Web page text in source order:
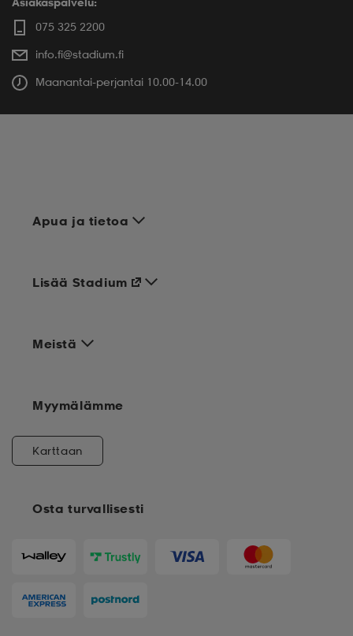
075 325 2200
info.fi@stadium.fi
Maanantai-perjantai 10.00-14.00
Apua ja tietoa
Meistä
Osta turvallisesti
Lisää Stadium
Myymälämme
Karttaan